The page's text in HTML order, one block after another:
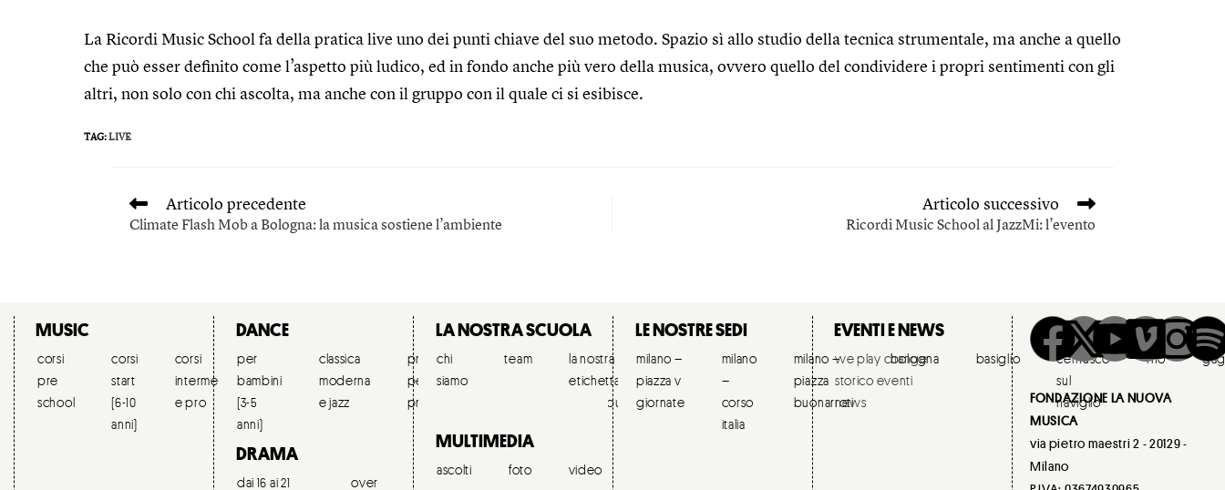
La Ricordi Music School fa della pratica live uno dei punti chiave del suo metodo. Spazio sì allo studio della tecnica strumentale, ma anche a quello
che può esser definito come l’aspetto più ludico, ed in fondo anche più vero della musica, ovvero quello del condividere i propri sentimenti con gli
altri, non solo con chi ascolta, ma anche con il gruppo con il quale ci si esibisce.
TAG:LIVE
Articolo precedente
Climate Flash Mob a Bologna: la musica sostiene l’ambiente
Articolo successivo
Ricordi Music School al JazzMi: l’evento
MUSIC
corsi
pre
school
corsi
start
(6-10
anni)
corsi
intermedi
e pro
dipartimento
nuove
tecnologie
orchestre
ricordi
per le
scuole
pubbliche
corsi
estivi
DANCE
per
bambini
(3-5
anni)
classica
moderna
e jazz
preparazione
per ballerini
professionisti
DRAMA
dai 16 ai 21 over
LA NOSTRA SCUOLA
chi
siamo
team
la nostra
etichetta
collaborazione
& partners
lavora
con
noi
MULTIMEDIA
ascolti foto video
LE NOSTRE SEDI
milano –
piazza v
giornate
milano
–
corso
italia
milano –
piazza
buonarroti
bologna basiglio
cernusco
sul
naviglio
rho
EVENTI E NEWS
we play change
storico eventi
news
FONDAZIONE LA NUOVA
MUSICA
via pietro maestri 2 - 20129 -
Milano